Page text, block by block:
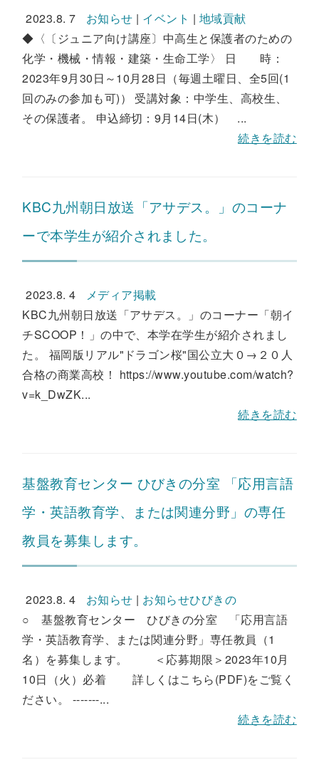
2023.8. 7 お知らせ | イベント | 地域貢献
◆〈〔ジュニア向け講座〕中高生と保護者のための
化学・機械・情報・建築・生命工学〉 日 時：
2023年9月30日～10月28日（毎週土曜日、全5回(1
回のみの参加も可)） 受講対象：中学生、高校生、
その保護者。 申込締切：9月14日(木） ...
続きを読む
KBC九州朝日放送「アサデス。」のコーナ
ーで本学生が紹介されました。
2023.8. 4
メディア掲載
KBC九州朝日放送「アサデス。」のコーナー「朝イ
チSCOOP！」の中で、本学在学生が紹介されまし
た。 福岡版リアル"ドラゴン桜"国公立大０→２０人
合格の商業高校！ https://www.youtube.com/watch?
v=k_DwZK...
続きを読む
基盤教育センター ひびきの分室 「応用言語
学・英語教育学、または関連分野」の専任
教員を募集します。
2023.8. 4 お知らせ | お知らせひびきの
○ 基盤教育センター ひびきの分室 「応用言語
学・英語教育学、または関連分野」専任教員（1
名）を募集します。 ＜応募期限＞2023年10月
10日（火）必着 詳しくはこちら(PDF)をご覧く
ださい。 -------...
続きを読む